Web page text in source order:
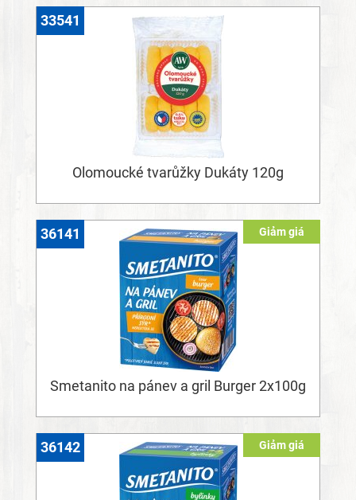
Olomoucké tvarůžky Dukáty 120g
33541
Giảm giá
Smetanito na pánev a gril Burger 2x100g
36141
Giảm giá
36142